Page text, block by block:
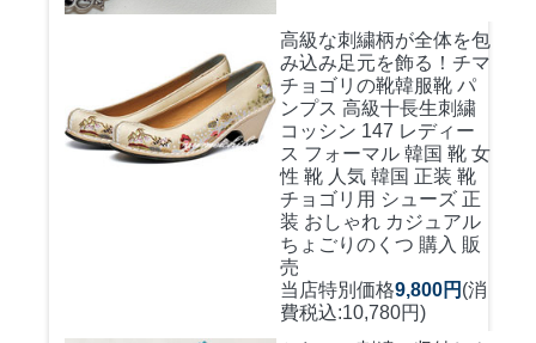
高級な刺繍柄が全体を包
み込み足元を飾る！ チマ
チョゴリの靴韓服靴 パ
ンプス 高級十長生刺繍
コッシン 147 レディー
ス フォーマル 韓国 靴 女
性 靴 人気 韓国 正装 靴
チョゴリ用 シューズ 正
装 おしゃれ カジュアル
ちょごりのくつ 購入 販
売
当店特別価格9,800円 (消
費税込:10,780円)